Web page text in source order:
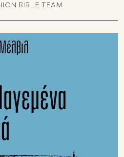
BIBLE TEAM